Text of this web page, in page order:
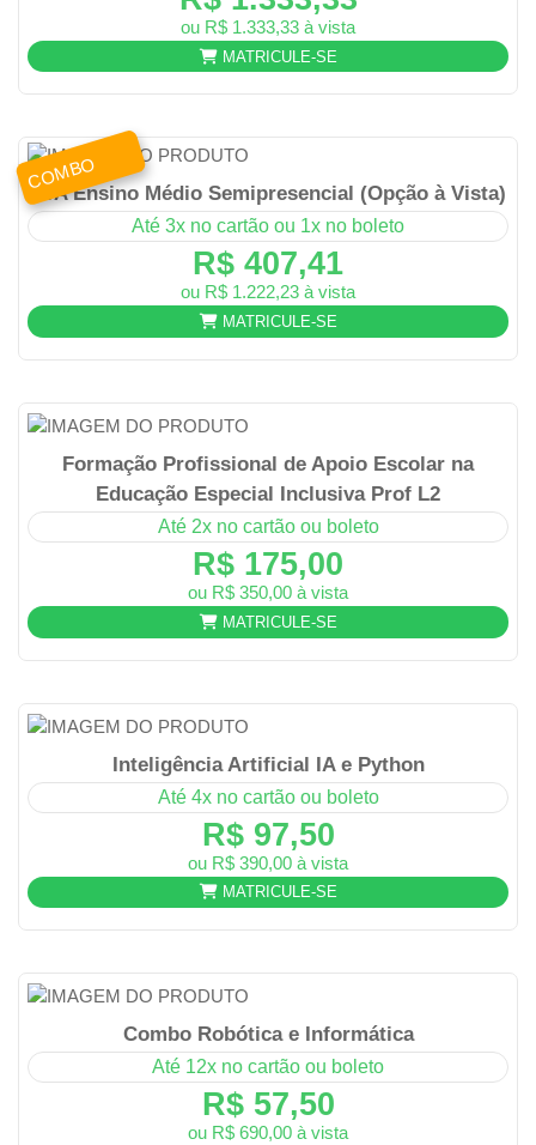
ou R$ 1.333,33 à vista
MATRICULE-SE
COMBO
EJA Ensino Médio Semipresencial (Opção à Vista)
Até 3x no cartão ou 1x no boleto
R$ 407,41
ou R$ 1.222,23 à vista
MATRICULE-SE
Formação Profissional de Apoio Escolar na
Educação Especial Inclusiva Prof L2
Até 2x no cartão ou boleto
R$ 175,00
ou R$ 350,00 à vista
MATRICULE-SE
Inteligência Artificial IA e Python
Até 4x no cartão ou boleto
R$ 97,50
ou R$ 390,00 à vista
MATRICULE-SE
Combo Robótica e Informática
Até 12x no cartão ou boleto
R$ 57,50
ou R$ 690,00 à vista